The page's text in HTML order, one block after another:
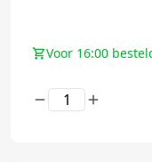
Voor 16:00